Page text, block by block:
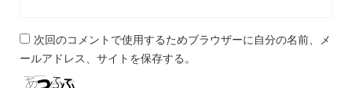
次回のコメントで使用するためブラウザーに自分の名前、メ
ールアドレス、サイトを保存する。